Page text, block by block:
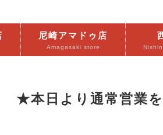
尼崎アマドゥ店
Amagasaki store
★本日より通常営業